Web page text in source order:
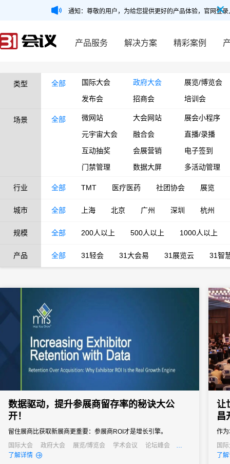
通知：尊敬的用户，为给您提供更好的产品体验，官网登
产品服务 解决方案 精彩案例
类型 全部 国际大会 政府大会
展览/博览会
发布会
招商会 培训会
场景 全部 微网站 大会网站
展会小程序
元宇宙大会
融合会
直播/录播
互动抽奖
会展营销
电子签到
门禁管理
数据大屏 多活动管理
行业 全部 TMT 医疗医药 社团协会 展览
城市 全部 上海 北京 广州 深圳 杭州
规模 全部 200人以上 500人以上 1000人以上
产品 全部 31轻会 31大会易 31展览云 31智
数据驱动，提升参展商留存率的秘诀大公
开！
留住展商比获取新展商更重要：参展商ROI才是增长引擎。
国际大会
政府大会 展览/博览会 学术会议
论坛峰会
线上活动
线上展会
了解详情
让
昌
作
大
术
国
产
了